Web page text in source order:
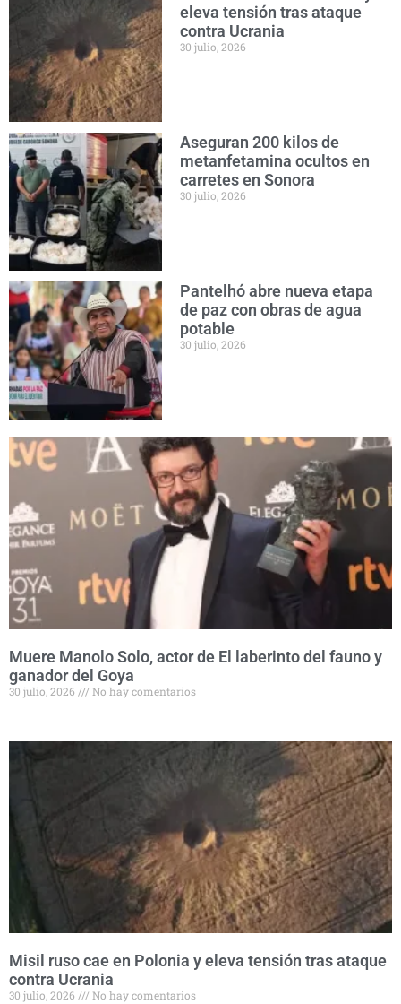
eleva tensión tras ataque
contra Ucrania
30 julio, 2026
Aseguran 200 kilos de
metanfetamina ocultos en
carretes en Sonora
30 julio, 2026
Pantelhó abre nueva etapa
de paz con obras de agua
potable
30 julio, 2026
Muere Manolo Solo, actor de El laberinto del fauno y
ganador del Goya
30 julio, 2026 No hay comentarios
Misil ruso cae en Polonia y eleva tensión tras ataque
contra Ucrania
30 julio, 2026 No hay comentarios